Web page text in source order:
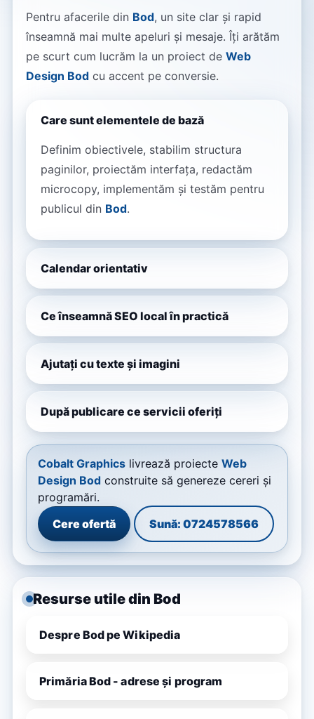
Pentru afacerile din Bod, un site clar și rapid
înseamnă mai multe apeluri și mesaje. Îți arătăm
pe scurt cum lucrăm la un proiect de Web
Design Bod cu accent pe conversie.
Care sunt elementele de bază
Definim obiectivele, stabilim structura
paginilor, proiectăm interfața, redactăm
microcopy, implementăm și testăm pentru
publicul din Bod.
Calendar orientativ
Ce înseamnă SEO local în practică
Ajutați cu texte și imagini
După publicare ce servicii oferiți
Cobalt Graphics livrează proiecte Web
Design Bod construite să genereze cereri și
programări.
Cere ofertă
Sună: 0724578566
Resurse utile din Bod
Despre Bod pe Wikipedia
Primăria Bod - adrese și program